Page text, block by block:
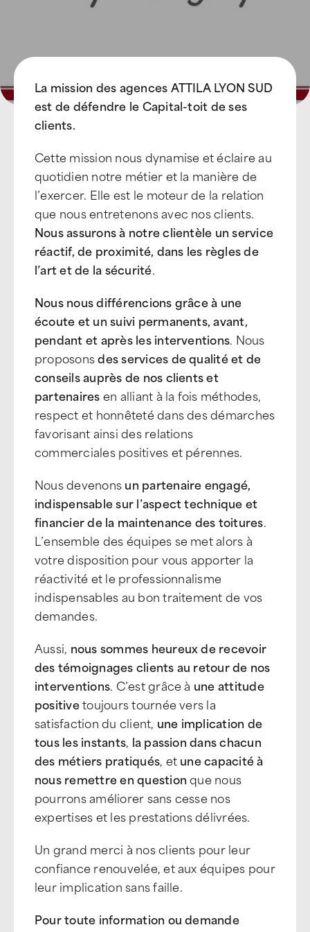
La mission des agences ATTILA LYON SUD
est de défendre le Capital-toit de ses
clients.
Cette mission nous dynamise et éclaire au
quotidien notre métier et la manière de
l’exercer. Elle est le moteur de la relation
que nous entretenons avec nos clients.
Nous assurons à notre clientèle un service
réactif, de proximité, dans les règles de
l’art et de la sécurité.
Nous nous différencions grâce à une
écoute et un suivi permanents, avant,
pendant et après les interventions. Nous
proposonsdes services de qualité et de
conseils auprès de nos clients et
partenairesen alliant à la fois méthodes,
respect et honnêteté dans des démarches
favorisant ainsi des relations
commerciales positives et pérennes.
Nous devenonsun partenaire engagé,
indispensable sur l’aspect technique et
financier de la maintenance des toitures.
L’ensemble des équipes se met alors à
votre disposition pour vous apporter la
réactivité et le professionnalisme
indispensables au bon traitement de vos
demandes.
Aussi, nous sommes heureux de recevoir
des témoignages clients au retour de nos
interventions. C’est grâce à une attitude
positivetoujours tournée vers la
satisfaction du client, une implication de
tous les instants, la passion dans chacun
des métiers pratiqués, etune capacité à
nous remettre en questionque nous
pourrons améliorer sans cesse nos
expertises et les prestations délivrées.
Un grand merci à nos clients pour leur
confiance renouvelée, et aux équipes pour
leur implication sans faille.
Pour toute information ou demande